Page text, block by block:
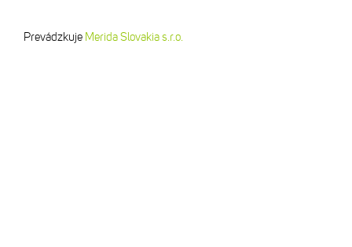
Prevádzkuje Merida Slovakia s.r.o.